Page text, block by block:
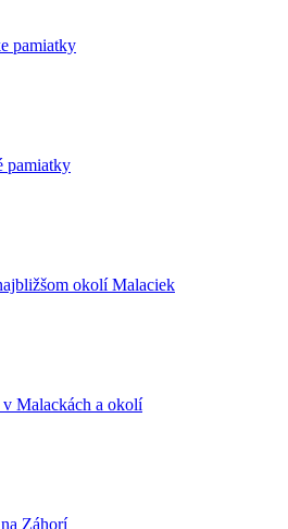
pamiatky
pamiatky
okolí Malaciek
Malackách a okolí
Záhorí